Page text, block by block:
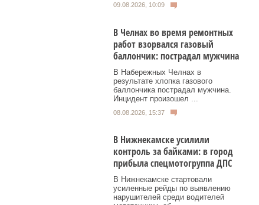
09.08.2026, 10:09
В Челнах во время ремонтных
работ взорвался газовый
баллончик: пострадал мужчина
В Набережных Челнах в
результате хлопка газового
баллончика пострадал мужчина.
Инцидент произошел ...
08.08.2026, 15:37
В Нижнекамске усилили
контроль за байками: в город
прибыла спецмотогруппа ДПС
В Нижнекамске стартовали
усиленные рейды по выявлению
нарушителей среди водителей